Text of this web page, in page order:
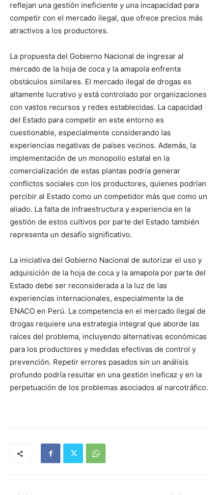
reflejan una gestión ineficiente y una incapacidad para
competir con el mercado ilegal, que ofrece precios más
atractivos a los productores.
La propuesta del Gobierno Nacional de ingresar al
mercado de la hoja de coca y la amapola enfrenta
obstáculos similares. El mercado ilegal de drogas es
altamente lucrativo y está controlado por organizaciones
con vastos recursos y redes establecidas. La capacidad
del Estado para competir en este entorno es
cuestionable, especialmente considerando las
experiencias negativas de países vecinos. Además, la
implementación de un monopolio estatal en la
comercialización de estas plantas podría generar
conflictos sociales con los productores, quienes podrían
percibir al Estado como un competidor más que como un
aliado. La falta de infraestructura y experiencia en la
gestión de estos cultivos por parte del Estado también
representa un desafío significativo.
La iniciativa del Gobierno Nacional de autorizar el uso y
adquisición de la hoja de coca y la amapola por parte del
Estado debe ser reconsiderada a la luz de las
experiencias internacionales, especialmente la de
ENACO en Perú. La competencia en el mercado ilegal de
drogas requiere una estrategia integral que aborde las
raíces del problema, incluyendo alternativas económicas
para los productores y medidas efectivas de control y
prevención. Repetir errores pasados sin un análisis
profundo podría resultar en una gestión ineficaz y en la
perpetuación de los problemas asociados al narcotráfico.